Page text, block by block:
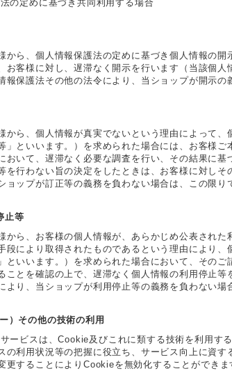
の定めに基づき共同利用する場合
から、個人情報保護法の定めに基づき個人情報の
お客様に対し、遅滞なく開示を行います（当該個
報保護法その他の法令により、当ショップが開示の
から、個人情報が真実でないという理由によって
」といいます。）を求められた場合には、お客様
おいて、遅滞なく必要な調査を行い、その結果に
を行わない旨の決定をしたときは、お客様に対し
ョップが訂正等の義務を負わない場合は、この限り
止等
から、お客様の個人情報が、あらかじめ公表され
段により取得されたものであるという理由により
といいます。）を求められた場合において、その
ことを確認の上で、遅滞なく個人情報の利用停止
より、当ショップが利用停止等の義務を負わない場
）その他の技術の利用
サービスは、Cookie及びこれに類する技術を利用す
の利用状況等の把握に役立ち、サービス向上に資
更することによりCookieを無効化することができ